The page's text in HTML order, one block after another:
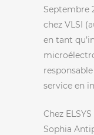
Septembre
chez VLSI
en tant
service en
Chez
Sophia